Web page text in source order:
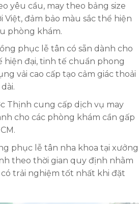
yêu cầu, may theo bảng size
đảm bảo màu sắc thể hiện
phòng khám.
phục lễ tân có sẵn dành cho
hiện đại, tinh tế chuẩn phong
vải cao cấp tạo cảm giác thoải
Thịnh cung cấp dịch vụ may
cho các phòng khám cần gấp
phục lễ tân nha khoa tại xưởng
theo thời gian quy định nhằm
trải nghiệm tốt nhất khi đặt